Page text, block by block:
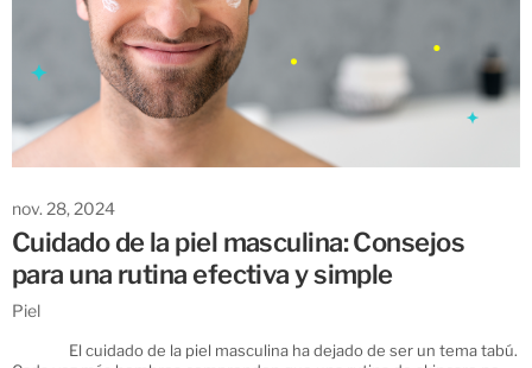
nov. 28, 2024
Cuidado de la piel masculina: Consejos
para una rutina efectiva y simple
Piel
El cuidado de la piel masculina ha dejado de ser un tema tabú.